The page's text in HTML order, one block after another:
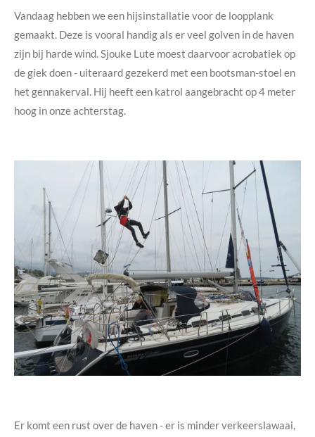
Vandaag hebben we een hijsinstallatie voor de loopplank
gemaakt. Deze is vooral handig als er veel golven in de haven
zijn bij harde wind. Sjouke Lute moest daarvoor acrobatiek op
de giek doen - uiteraard gezekerd met een bootsman-stoel en
het gennakerval. Hij heeft een katrol aangebracht op 4 meter
hoog in onze achterstag.
Er komt een rust over de haven - er is minder verkeerslawaai,